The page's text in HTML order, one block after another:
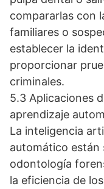
compararlas con
familiares o
establecer la
proporcionar
criminales.
5.3 Aplicaciones
aprendizaje
La inteligencia
automático están
odontología
la eficiencia de